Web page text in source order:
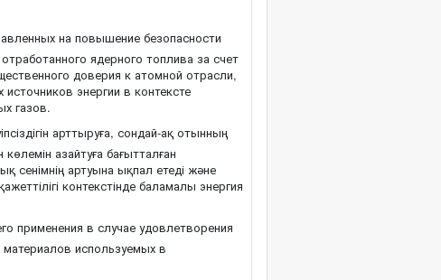
на повышение безопасности
ядерного топлива за счет
доверия к атомной отрасли,
энергии в контексте
газов.
арттыруға, сондай-ақ отынның
азайтуға бағытталған
сенімнің артуына ықпал етеді және
контекстінде баламалы энергия
применения в случае удовлетворения
используемых в